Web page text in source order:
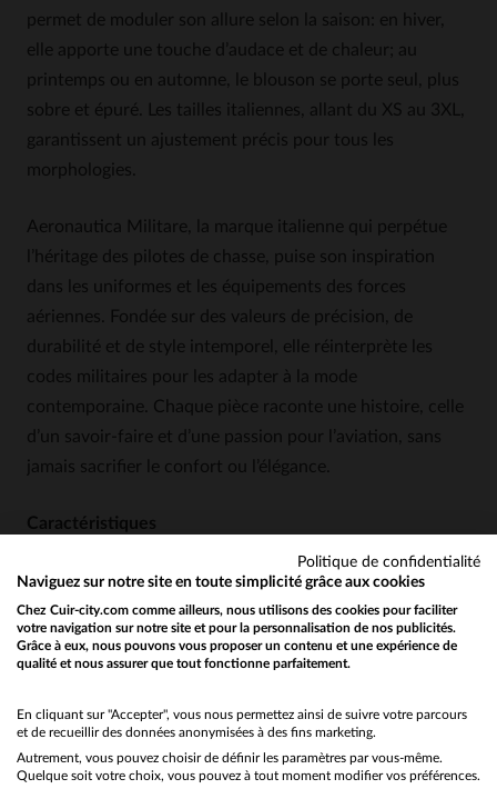
permet de moduler son allure selon la saison: en hiver,
elle apporte une touche d’audace et de chaleur; au
printemps ou en automne, le blouson se porte seul, plus
sobre et épuré. Les tailles italiennes, allant du XS au 3XL,
garantissent un ajustement précis pour tous les
morphologies.
Aeronautica Militare, la marque italienne qui perpétue
l’héritage des pilotes de chasse, puise son inspiration
dans les uniformes et les équipements des forces
aériennes. Fondée sur des valeurs de précision, de
durabilité et de style intemporel, elle réinterprète les
codes militaires pour les adapter à la mode
contemporaine. Chaque pièce raconte une histoire, celle
d’un savoir-faire et d’une passion pour l’aviation, sans
jamais sacrifier le confort ou l’élégance.
Caractéristiques
Un cuir velouté et souple, qui évolue avec le
temps pour une patine unique.
Une coupe regular, adaptée à toutes les
morphologies, avec une grande liberté de
mouvement.
style modulable selon les saisons.
Une doublure en coton et un rembourrage en
Would you like to be redirected to our English site?
No
Yes
Politique de confidentialité
Naviguez sur notre site en toute simplicité grâce aux cookies
Chez Cuir-city.com comme ailleurs, nous utilisons des cookies pour faciliter
votre navigation sur notre site et pour la personnalisation de nos publicités.
Grâce à eux, nous pouvons vous proposer un contenu et une expérience de
qualité et nous assurer que tout fonctionne parfaitement.
En cliquant sur "Accepter", vous nous permettez ainsi de suivre votre parcours
et de recueillir des données anonymisées à des fins marketing.
Autrement, vous pouvez choisir de définir les paramètres par vous-même.
Quelque soit votre choix, vous pouvez à tout moment modifier vos préférences.